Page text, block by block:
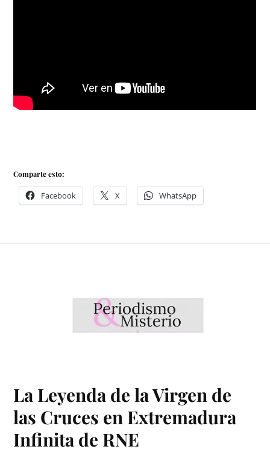
Comparte esto:
Facebook X WhatsApp
La Leyenda de la Virgen de
las Cruces en Extremadura
Infinita de RNE